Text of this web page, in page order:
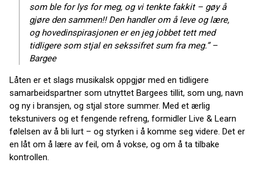
som ble for lys for meg, og vi tenkte fakkit – gøy å
gjøre den sammen!! Den handler om å leve og lære,
og hovedinspirasjonen er en jeg jobbet tett med
tidligere som stjal en sekssifret sum fra meg.” –
Bargee
Låten er et slags musikalsk oppgjør med en tidligere
samarbeidspartner som utnyttet Bargees tillit, som ung, navn
og ny i bransjen, og stjal store summer. Med et ærlig
tekstunivers og et fengende refreng, formidler Live & Learn
følelsen av å bli lurt – og styrken i å komme seg videre. Det er
en låt om å lære av feil, om å vokse, og om å ta tilbake
kontrollen.